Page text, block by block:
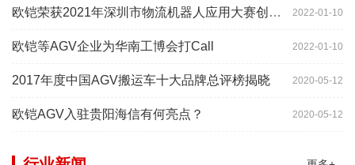
2022-01-10
欧铠荣获2021年深圳市物流机器人应用大赛创新项目奖
2022-01-10
欧铠等AGV企业为华南工博会打Call
2020-05-12
2017年度中国AGV搬运车十大品牌总评榜揭晓
2020-05-12
欧铠AGV入驻贵阳海信有何亮点？